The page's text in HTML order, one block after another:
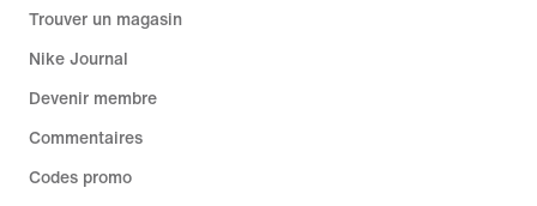
Trouver un magasin
Nike Journal
Devenir membre
Commentaires
Codes promo